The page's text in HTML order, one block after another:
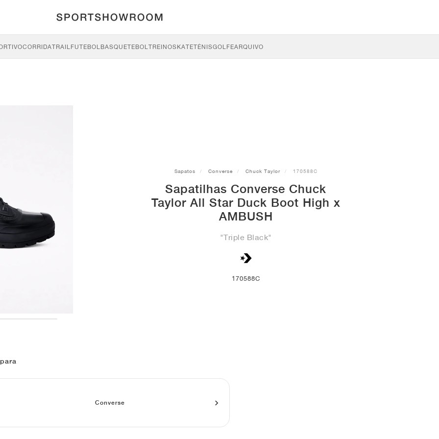
CORRIDATRAILFUTEBOLBASQUETEBOLTREINOSKATETÉNISGOLFEARQUIVO
Sapatos Converse Chuck Taylor 170588C
Sapatilhas Converse Chuck
Taylor All Star Duck Boot High x
AMBUSH
"Triple Black"
170588C
Converse